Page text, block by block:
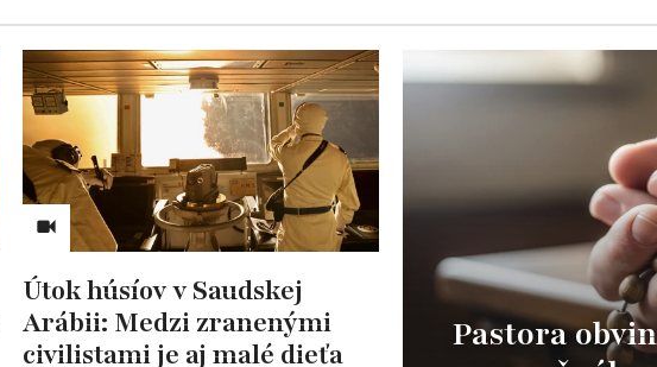
Útok húsíov v Saudskej
Arábii: Medzi zranenými
civilistami je aj malé dieťa
Pastora